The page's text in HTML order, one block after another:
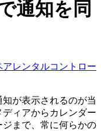
通知を同
アレンタルコントロー
が表示されるのが当
ィアからカレンダー
まで、常に何らかの